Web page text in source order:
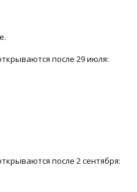
после 29 июля:
после 2 сентября: